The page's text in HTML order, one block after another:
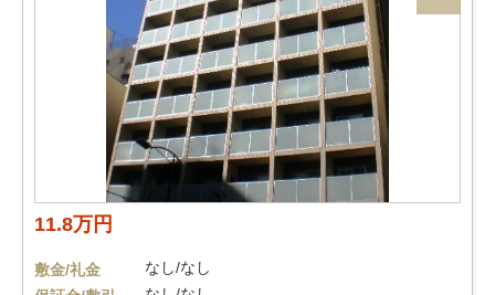
11.8万円
敷金/礼金
なし/なし